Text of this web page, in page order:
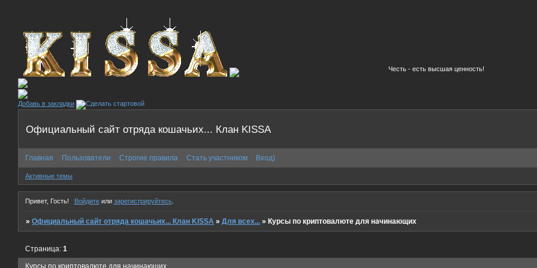
Честь - есть высшая ценность!
Добавь в закладки
Официальный сайт отряда кошачьих... Клан KISSA
Главная Пользователи Строгие правила Стать участником Вход)
Активные темы
Привет, Гость! Войдитеили зарегистрируйтесь.
»Официальный сайт отряда кошачьих... Клан KISSA »Для всех... »Курсы по криптовалюте для начинающих
Курсы по криптовалюте для начинающих
Страница:1